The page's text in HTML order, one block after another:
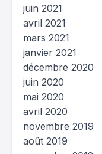
juin 2021
avril 2021
mars 2021
janvier 2021
décembre 2020
juin 2020
mai 2020
avril 2020
novembre 2019
août 2019